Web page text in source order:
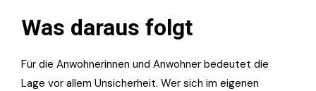
Was daraus folgt
Für die Anwohnerinnen und Anwohner bedeutet die
Lage vor allem Unsicherheit. Wer sich im eigenen